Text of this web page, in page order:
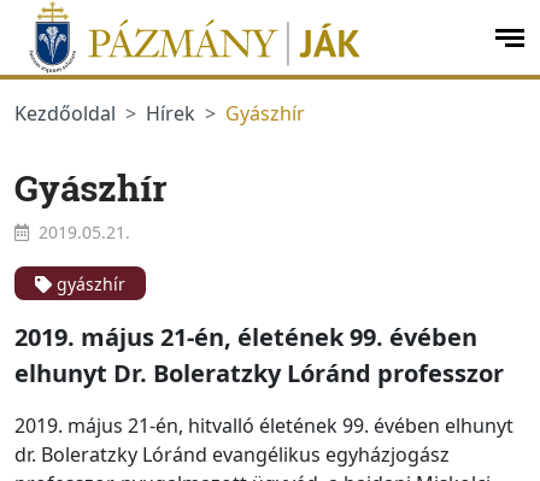
Ugrás a menüre
Ugrás a tartalomra
Kezdőoldal
Hírek Gyászhír
Gyászhír
2019.05.21.
gyászhír
2019. május 21-én, életének 99. évében
elhunyt Dr. Boleratzky Lóránd professzor
2019. május 21-én, hitvalló életének 99. évében elhunyt
dr. Boleratzky Lóránd evangélikus egyházjogász